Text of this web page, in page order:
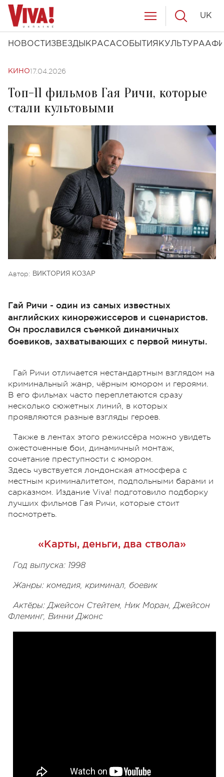
НОВОСТИ ЗВЕЗДЫ КРАСАСОБЫТИЯ КУЛЬТУРА
UK
КИНО17.04.2026
Топ-11 фильмов Гая Ричи, которые
стали культовыми
Автор: ВИКТОРИЯ КОЗАР
Гай Ричи - один из самых известных
английских кинорежиссеров и сценаристов.
Он прославился съемкой динамичных
боевиков, захватывающих с первой минуты.
Гай Ричи отличается нестандартным взглядом на
криминальный жанр, чёрным юмором и героями.
В его фильмах часто переплетаются сразу
несколько сюжетных линий, в которых
проявляются разные взгляды героев.
Также в лентах этого режиссёра можно увидеть
ожесточенные бои, динамичный монтаж,
сочетание преступности с юмором.
Здесь чувствуется лондонская атмосфера с
местным криминалитетом, подпольными барами и
сарказмом. Издание Viva! подготовило подборку
лучших фильмов Гая Ричи, которые стоит
посмотреть.
«Карты, деньги, два ствола»
Год выпуска: 1998
Жанры: комедия, криминал, боевик
Актёры: Джейсон Стейтем, Ник Моран, Джейсон
Флеминг, Винни Джонс